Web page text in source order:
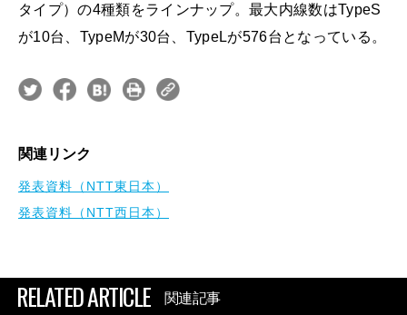
タイプ）の4種類をラインナップ。最大内線数はTypeS
が10台、TypeMが30台、TypeLが576台となっている。
関連リンク
発表資料（NTT東日本）
発表資料（NTT西日本）
RELATED ARTICLE 関連記事